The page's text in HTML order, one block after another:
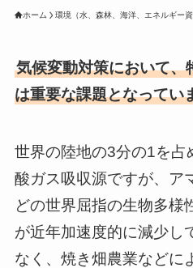
ホーム 環境（水、森林、海洋、エネルギー資
気候変動対策において、
は重要な課題となってい
世界の陸地の3分の1を占
酸ガス吸収源ですが、ア
どの世界屈指の生物多様
が近年加速度的に減少し
なく、焼き畑農業などに